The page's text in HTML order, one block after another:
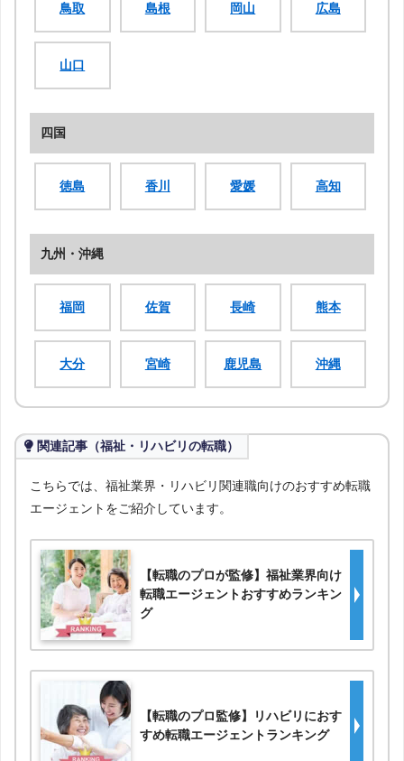
鳥取 島根 岡山 広島
山口
四国
徳島 香川 愛媛 高知
九州・沖縄
福岡 佐賀 長崎 熊本
大分 宮崎 鹿児島 沖縄
関連記事（福祉・リハビリの転職）
こちらでは、福祉業界・リハビリ関連職向けのおすすめ転職
エージェントをご紹介しています。
【転職のプロが監修】福祉業界向け
転職エージェントおすすめランキン
グ
【転職のプロ監修】リハビリにおす
すめ転職エージェントランキング